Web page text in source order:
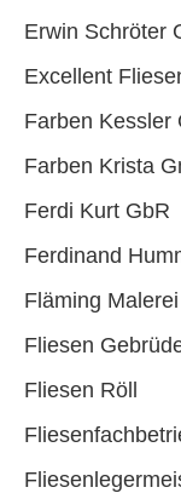
Erwin Schröter
Excellent
Farben Kessler
Farben Krista
Ferdi Kurt GbR
Ferdinand
Fläming Malerei
Fliesen
Fliesen Röll